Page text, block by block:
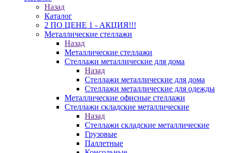
Назад
Каталог
2 ПО ЦЕНЕ 1 - АКЦИЯ!!!
Металлические стеллажи
Назад
Металлические стеллажи
Стеллажи металлические для дома
Назад
Стеллажи металлические для дома
Стеллажи металлические для одежды
Металлические офисные стеллажи
Стеллажи складские металлические
Назад
Стеллажи складские металлические
Грузовые
Паллетные